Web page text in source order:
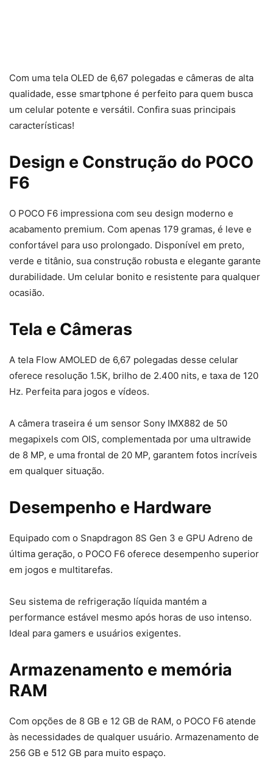
Com uma tela OLED de 6,67 polegadas e câmeras de alta
qualidade, esse smartphone é perfeito para quem busca
um celular potente e versátil. Confira suas principais
características!
Design e Construção do POCO
F6
O POCO F6 impressiona com seu design moderno e
acabamento premium. Com apenas 179 gramas, é leve e
confortável para uso prolongado. Disponível em preto,
verde e titânio, sua construção robusta e elegante garante
durabilidade. Um celular bonito e resistente para qualquer
ocasião.
Tela e Câmeras
A tela Flow AMOLED de 6,67 polegadas desse celular
oferece resolução 1.5K, brilho de 2.400 nits, e taxa de 120
Hz. Perfeita para jogos e vídeos.
A câmera traseira é um sensor Sony IMX882 de 50
megapixels com OIS, complementada por uma ultrawide
de 8 MP, e uma frontal de 20 MP, garantem fotos incríveis
em qualquer situação.
Desempenho e Hardware
Equipado com o Snapdragon 8S Gen 3 e GPU Adreno de
última geração, o POCO F6 oferece desempenho superior
em jogos e multitarefas.
Seu sistema de refrigeração líquida mantém a
performance estável mesmo após horas de uso intenso.
Ideal para gamers e usuários exigentes.
Armazenamento e memória
RAM
Com opções de 8 GB e 12 GB de RAM, o POCO F6 atende
às necessidades de qualquer usuário. Armazenamento de
256 GB e 512 GB para muito espaço.